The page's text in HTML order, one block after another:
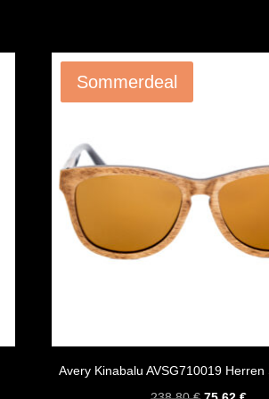
Angebot!
Sommerdeal
Avery Kinabalu AVSG710019